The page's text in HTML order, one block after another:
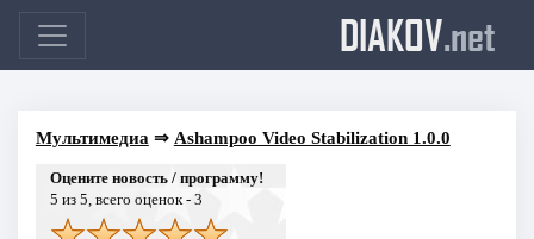
DIAKOV.net
Мультимедиа ⇒ Ashampoo Video Stabilization 1.0.0
Оцените новость / программу!
5 из 5, всего оценок - 3